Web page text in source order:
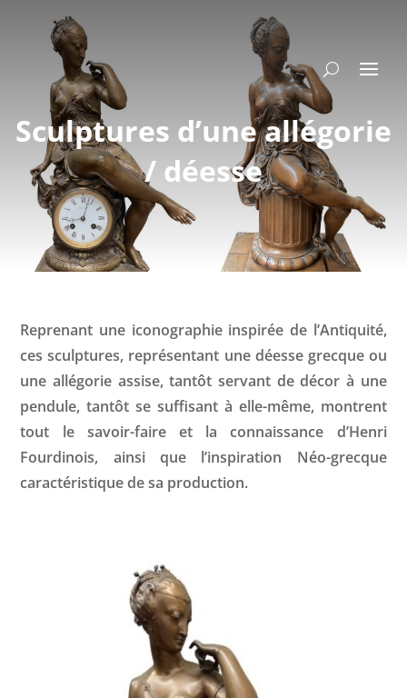
Sculptures d’une allégorie
/ déesse
Reprenant une iconographie inspirée de l’Antiquité,
ces sculptures, représentant une déesse grecque ou
une allégorie assise, tantôt servant de décor à une
pendule, tantôt se suffisant à elle-même, montrent
tout le savoir-faire et la connaissance d’Henri
Fourdinois, ainsi que l’inspiration Néo-grecque
caractéristique de sa production.